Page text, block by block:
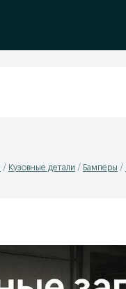
Кузовные детали Бамперы